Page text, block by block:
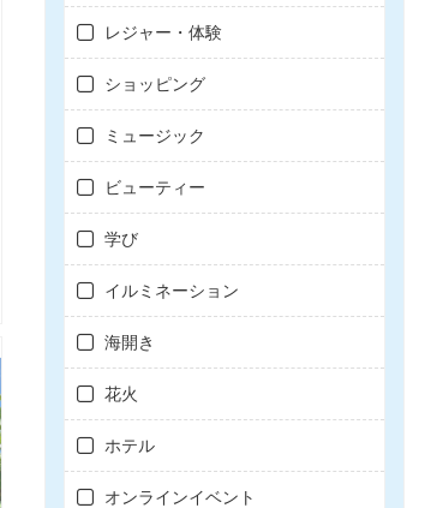
レジャー・体験
ショッピング
ミュージック
ビューティー
学び
イルミネーション
海開き
花火
ホテル
オンラインイベント